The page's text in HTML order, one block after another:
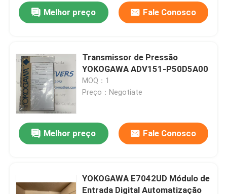
Visita à fábrica
Notícias
Solicite um orçamento
News
Melhor preço Fale Conosco
Transmissor de Pressão
YOKOGAWA ADV151-P50D5A00
MOQ：1
Preço：Negotiate
Melhor preço Fale Conosco
YOKOGAWA E7042UD Módulo de
Entrada Digital Automatização